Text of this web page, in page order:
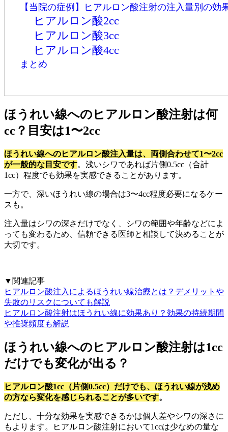
【当院の症例】ヒアルロン酸注射の注入量別の効
ヒアルロン酸2cc
ヒアルロン酸3cc
ヒアルロン酸4cc
まとめ
ほうれい線へのヒアルロン酸注射は何
cc？目安は1〜2cc
ほうれい線へのヒアルロン酸注入量は、両側合わせて1〜2cc
が一般的な目安です。浅いシワであれば片側0.5cc（合計
1cc）程度でも効果を実感できることがあります。
一方で、深いほうれい線の場合は3〜4cc程度必要になるケー
スも。
注入量はシワの深さだけでなく、シワの範囲や年齢などによ
っても変わるため、信頼できる医師と相談して決めることが
大切です。
▼関連記事
ヒアルロン酸注入によるほうれい線治療とは？デメリットや
失敗のリスクについても解説
ヒアルロン酸注射はほうれい線に効果あり？効果の持続期間
や推奨頻度も解説
ほうれい線へのヒアルロン酸注射は1cc
だけでも変化が出る？
ヒアルロン酸1cc（片側0.5cc）だけでも、ほうれい線が浅め
の方なら変化を感じられることが多いです。
ただし、十分な効果を実感できるかは個人差やシワの深さに
もよります。ヒアルロン酸注射において1ccは少なめの量な